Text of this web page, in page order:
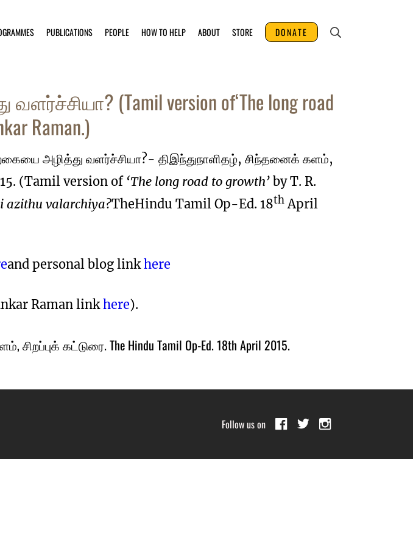
PUBLICATIONS PEOPLE HOW TO HELP ABOUT STORE DONATE
(Tamil version of‘The long road
Raman.)
அழித்து வளர்ச்சியா?- திஇந்துநாளிதழ், சிந்தனைக் களம்,
(Tamil version of ‘The long road to growth’ by T. R.
azithu valarchiya?TheHindu Tamil Op-Ed. 18th April
and personal blog linkhere
Raman linkhere).
கட்டுரை. The Hindu Tamil Op-Ed. 18th April 2015.
Follow us on